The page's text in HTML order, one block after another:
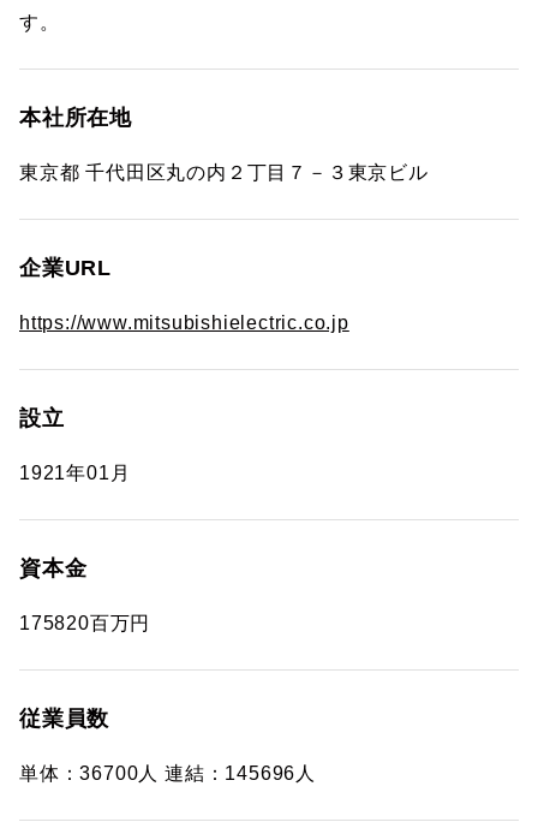
す。
本社所在地
東京都 千代田区丸の内２丁目７－３東京ビル
企業URL
https://www.mitsubishielectric.co.jp
設立
1921年01月
資本金
175820百万円
従業員数
単体：36700人 連結：145696人